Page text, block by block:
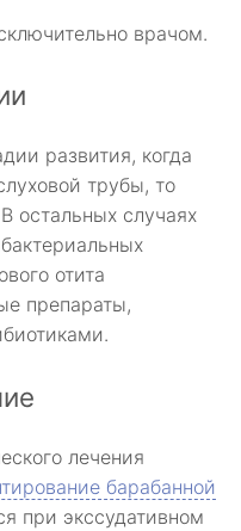
врачом.
развития, когда
трубы, то
остальных случаях
отита
препараты,
лечения
барабанной
при экссудативном